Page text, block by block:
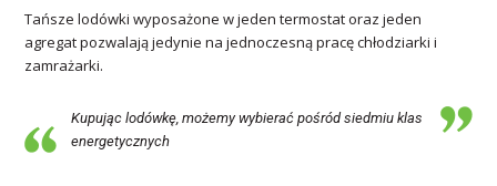
Tańsze lodówki wyposażone w jeden termostat oraz jeden
agregat pozwalają jedynie na jednoczesną pracę chłodziarki i
zamrażarki.
Kupując lodówkę, możemy wybierać pośród siedmiu klas
energetycznych